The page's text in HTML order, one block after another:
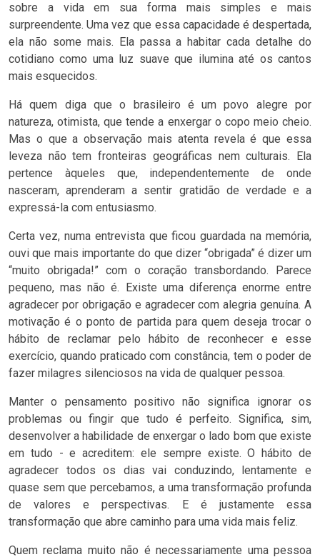
sobre a vida em sua forma mais simples e mais
surpreendente. Uma vez que essa capacidade é despertada,
ela não some mais. Ela passa a habitar cada detalhe do
cotidiano como uma luz suave que ilumina até os cantos
mais esquecidos.
Há quem diga que o brasileiro é um povo alegre por
natureza, otimista, que tende a enxergar o copo meio cheio.
Mas o que a observação mais atenta revela é que essa
leveza não tem fronteiras geográficas nem culturais. Ela
pertence àqueles que, independentemente de onde
nasceram, aprenderam a sentir gratidão de verdade e a
expressá-la com entusiasmo.
Certa vez, numa entrevista que ficou guardada na memória,
ouvi que mais importante do que dizer “obrigada” é dizer um
“muito obrigada!” com o coração transbordando. Parece
pequeno, mas não é. Existe uma diferença enorme entre
agradecer por obrigação e agradecer com alegria genuína. A
motivação é o ponto de partida para quem deseja trocar o
hábito de reclamar pelo hábito de reconhecer e esse
exercício, quando praticado com constância, tem o poder de
fazer milagres silenciosos na vida de qualquer pessoa.
Manter o pensamento positivo não significa ignorar os
problemas ou fingir que tudo é perfeito. Significa, sim,
desenvolver a habilidade de enxergar o lado bom que existe
em tudo - e acreditem: ele sempre existe. O hábito de
agradecer todos os dias vai conduzindo, lentamente e
quase sem que percebamos, a uma transformação profunda
de valores e perspectivas. E é justamente essa
transformação que abre caminho para uma vida mais feliz.
Quem reclama muito não é necessariamente uma pessoa